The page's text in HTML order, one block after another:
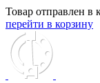
Товар отправлен в
перейти в корзину